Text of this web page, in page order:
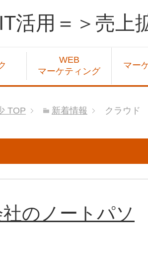
活用＝＞売上
WEB
マーケティング
マー
TOP 新着情報 クラウド
のノートパソ